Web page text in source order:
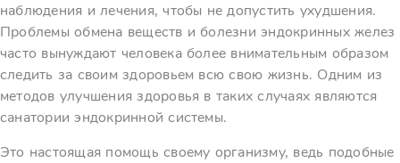
наблюдения и лечения, чтобы не допустить ухудшения.
Проблемы обмена веществ и болезни эндокринных желез
часто вынуждают человека более внимательным образом
следить за своим здоровьем всю свою жизнь. Одним из
методов улучшения здоровья в таких случаях являются
санатории эндокринной системы.
Это настоящая помощь своему организму, ведь подобные